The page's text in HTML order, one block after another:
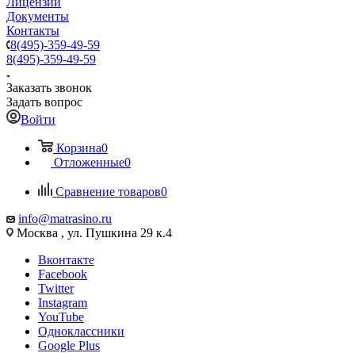
Документы
Контакты
8(495)-359-49-59
8(495)-359-49-59
Заказать звонок
Задать вопрос
Войти
Корзина0
Отложенные0
Сравнение товаров0
info@matrasino.ru
Москва , ул. Пушкина 29 к.4
Вконтакте
Facebook
Twitter
Instagram
YouTube
Одноклассники
Google Plus